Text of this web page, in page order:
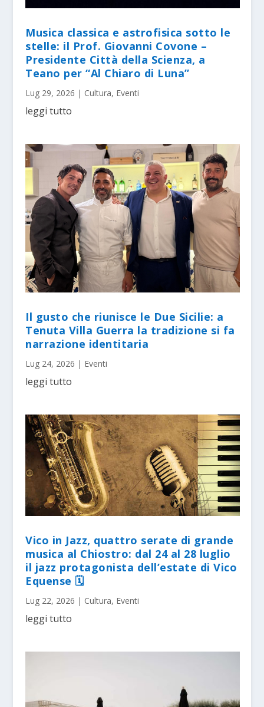
Musica classica e astrofisica sotto le
stelle: il Prof. Giovanni Covone –
Presidente Città della Scienza, a
Teano per “Al Chiaro di Luna”
Lug 29, 2026 | Cultura, Eventi
leggi tutto
Il gusto che riunisce le Due Sicilie: a
Tenuta Villa Guerra la tradizione si fa
narrazione identitaria
Lug 24, 2026 | Eventi
leggi tutto
Vico in Jazz, quattro serate di grande
musica al Chiostro: dal 24 al 28 luglio
il jazz protagonista dell’estate di Vico
Equense 🗓
Lug 22, 2026 | Cultura, Eventi
leggi tutto